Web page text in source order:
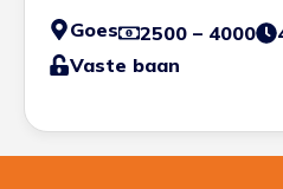
Goes 2500 – 4000
Vaste baan